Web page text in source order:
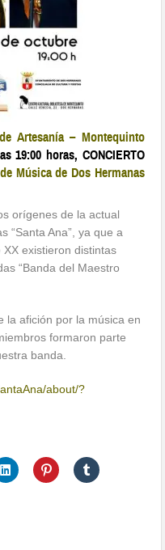
Artesanía – Montequinto
19:00 horas, CONCIERTO
Música de Dos Hermanas
orígenes de la actual
“Santa Ana”, ya que a
existieron distintas
“Banda del Maestro
la afición por la música en
formaron parte
banda.
about/?